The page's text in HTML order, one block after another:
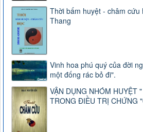
Thời bấm huyệt - châm cứu
Thang
Vinh hoa phú quý của đời
một đống rác bỏ đi".
VẬN DỤNG NHÓM HUYỆT
TRONG ĐIỀU TRỊ CHỨNG